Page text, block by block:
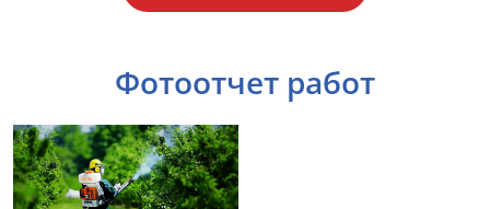
Фотоотчет работ